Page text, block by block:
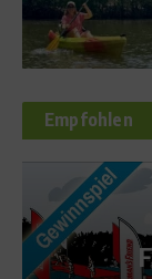
Empfohlen